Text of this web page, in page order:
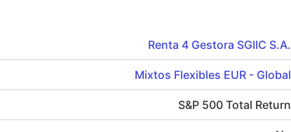
Renta 4 Gestora SGIIC S.A.
Mixtos Flexibles EUR - Global
S&P 500 Total Return